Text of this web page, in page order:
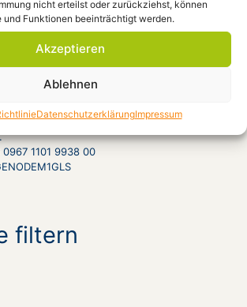
nicht erteilst oder zurückziehst, können
und Funktionen beeinträchtigt werden.
Akzeptieren
Ablehnen
DatenschutzerklärungImpressum
Wille – Ein Leben im 20.
D 2009, 90 MinutenOrt: Forum
0967 1101 9938 00
filtern